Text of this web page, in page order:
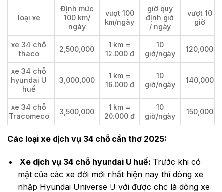
loại xe
Định mức
100 km/
ngày
vượt 100
km/ngày
giờ quy
định giờ
/ ngày
vượt 10
giờ
xe 34 chỗ
thaco
2,500,000
1 km =
12.000 đ
10
giờ/ngày
120,000
xe 34 chỗ
hyundai U
huế
3,000,000
1 km =
16.000 đ
10
giờ/ngày
140,000
xe 34 chỗ
Tracomeco
3,500,000
1 km =
20.000 đ
10
giờ/ngày
150,000
Các loại xe dịch vụ 34 chỗ cần thơ 2025:
Xe dịch vụ 34 chỗ hyundai U huế: Trước khi có
mặt của các xe đời mới nhất hiện nay thì dòng xe
nhập Hyundai Universe U với được cho là dòng xe